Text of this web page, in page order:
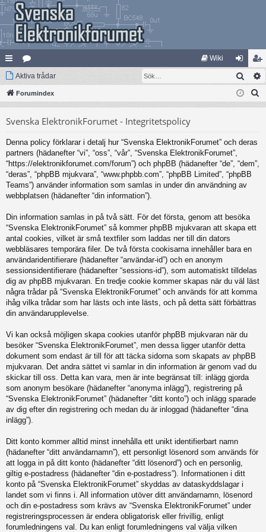
na
bb
ar
at
eg
Wiki
og
ga
li
m
m
Aktiva trådar Sök
Forumindex
Svenska ElektronikForumet - Integritetspolicy
Denna policy förklarar i detalj hur “Svenska ElektronikForumet” och deras
partners (hädanefter “vi”, “oss”, “vår”, “Svenska ElektronikForumet”,
“https://elektronikforumet.com/forum”) och phpBB (hädanefter “de”, “dem”,
“deras”, “phpBB mjukvara”, “www.phpbb.com”, “phpBB Limited”, “phpBB
Teams”) använder information som samlas in under din användning av
webbplatsen (hädanefter “din information”).
Din information samlas in på två sätt. För det första, genom att besöka
“Svenska ElektronikForumet” så kommer phpBB mjukvaran att skapa ett
antal cookies, vilket är små textfiler som laddas ner till din dators
webbläsares temporära filer. De två första cookisarna innehåller bara en
användaridentifierare (hädanefter “användar-id”) och en anonym
sessionsidentifierare (hädanefter “sessions-id”), som automatiskt tilldelas
dig av phpBB mjukvaran. En tredje cookie kommer skapas när du väl läst
några trådar på “Svenska ElektronikForumet” och används för att komma
ihåg vilka trådar som har lästs och inte lästs, och på detta sätt förbättras
din användarupplevelse.
Vi kan också möjligen skapa cookies utanför phpBB mjukvaran när du
besöker “Svenska ElektronikForumet”, men dessa ligger utanför detta
dokument som endast är till för att täcka sidorna som skapats av phpBB
mjukvaran. Det andra sättet vi samlar in din information är genom vad du
skickar till oss. Detta kan vara, men är inte begränsat till: inlägg gjorda
som anonym besökare (hädanefter “anonyma inlägg”), registrering på
“Svenska ElektronikForumet” (hädanefter “ditt konto”) och inlägg sparade
av dig efter din registrering och medan du är inloggad (hädanefter “dina
inlägg”).
Ditt konto kommer alltid minst innehålla ett unikt identifierbart namn
(hädanefter “ditt användarnamn”), ett personligt lösenord som används för
att logga in på ditt konto (hädanefter “ditt lösenord”) och en personlig,
giltig e-postadress (hädanefter “din e-postadress”). Informationen i ditt
konto på “Svenska ElektronikForumet” skyddas av dataskyddslagar i
landet som vi finns i. All information utöver ditt användarnamn, lösenord
och din e-postadress som krävs av “Svenska ElektronikForumet” under
registreringsprocessen är endera obligatorisk eller frivillig, enligt
forumledningens val. Du kan enligt forumledningens val välja vilken